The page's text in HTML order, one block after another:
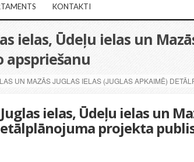
KONTAKTI
ielas, Ūdeļu ielas un
UN MAZĀS JUGLAS IELAS (JUGLAS APKAIMĒ)
ielas, Ūdeļu ielas un
projekta